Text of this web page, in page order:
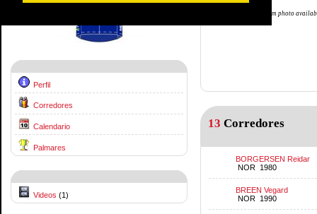
Perfil
Corredores
Calendario
Palmares
Videos (1)
No team photo
13 Corredores
BORGERSEN Reidar
NOR 1980
BREEN Vegard
NOR 1990